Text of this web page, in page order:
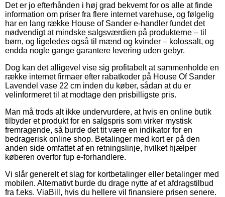
Det er jo efterhånden i høj grad bekvemt for os alle at finde
information om priser fra flere internet varehuse, og følgelig
har en lang række House of Sander e-handler fundet det
nødvendigt at mindske salgsværdien på produkterne – til
børn, og ligeledes også til mænd og kvinder – kolossalt, og
endda nogle gange garantere levering uden gebyr.
Dog kan det alligevel vise sig profitabelt at sammenholde en
række internet firmaer efter rabatkoder på House Of Sander
Lavendel vase 22 cm inden du køber, sådan at du er
velinformeret til at modtage den prisbilligste pris.
Man må trods alt ikke undervurdere, at hvis en online butik
tilbyder et produkt for en salgspris som virker mystisk
fremragende, så burde det tit være en indikator for en
bedragerisk online shop. Betalinger med kort er på den
anden side omfattet af en retningslinje, hvilket hjælper
køberen overfor fup e-forhandlere.
Vi slår generelt et slag for kortbetalinger eller betalinger med
mobilen. Alternativt burde du drage nytte af et afdragstilbud
fra f.eks. ViaBill, hvis du hellere vil finansiere prisen senere.